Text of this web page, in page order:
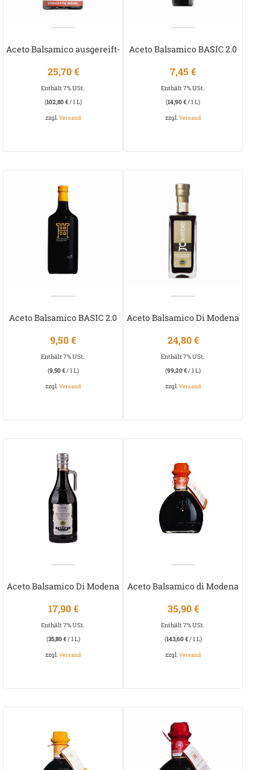
Aceto Balsamico ausgereift-
25,70€
Enthält 7% USt.
(102,80€/ 1 L)
zzgl.Versand
Aceto Balsamico BASIC 2.0
7,45 €
Enthält 7% USt.
(14,90€/ 1 L)
zzgl.Versand
Aceto Balsamico BASIC 2.0
9,50€
Enthält 7% USt.
(9,50€/ 1 L)
zzgl.Versand
Aceto Balsamico Di Modena
24,80€
Enthält 7% USt.
(99,20€/ 1 L)
zzgl.Versand
Aceto Balsamico Di Modena
17,90€
Enthält 7% USt.
(35,80€/ 1 L)
zzgl.Versand
Aceto Balsamico di Modena
35,90€
Enthält 7% USt.
(143,60€/ 1 L)
zzgl.Versand